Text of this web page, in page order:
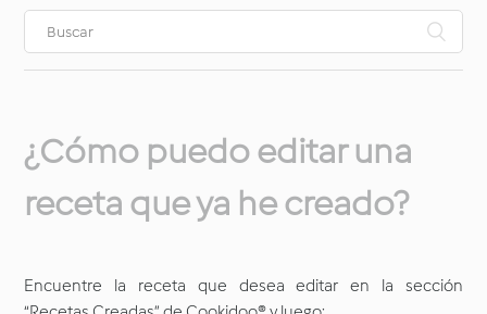
¿Cómo puedo editar una
receta que ya he creado?
Encuentre la receta que desea editar en la sección